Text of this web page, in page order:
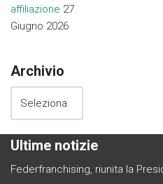
affiliazione 27
Giugno 2026
Archivio
Ultime notizie
Federfranchising, riunita la